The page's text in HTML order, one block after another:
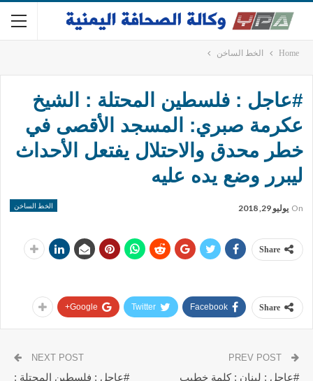
Home الخط الساخن
#عاجل : فلسطين المحتلة : الشيخ
عكرمة صبري: المسجد الأقصى في
خطر محدق والاحتلال يفتعل الأحداث
ليبرر وضع يده عليه
الخط الساخن On يوليو 29, 2018
Share
Share
Facebook
Twitter
Google+
#عاجل : لبنان : كلمة خطيب
NEXT POST
#عاجل : فلسطين المحتلة :